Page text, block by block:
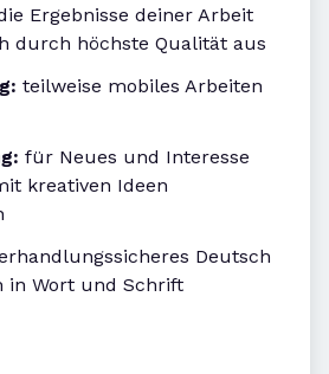
Ergebnisse deiner Arbeit
durch höchste Qualität aus
teilweise mobiles Arbeiten
für Neues und Interesse
kreativen Ideen
Deutsch
in Wort und Schrift